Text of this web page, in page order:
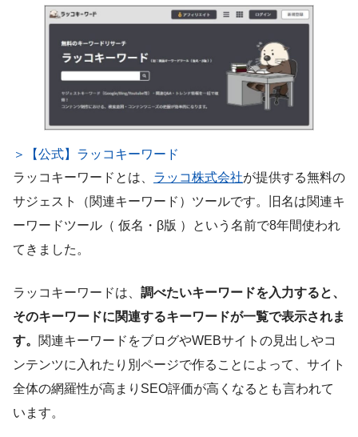
＞【公式】ラッコキーワード
ラッコキーワードとは、 ラッコ株式会社が提供する無料の
サジェスト（関連キーワード）ツールです。旧名は関連キ
ーワードツール（ 仮名・β版 ）という名前で8年間使われ
てきました。
ラッコキーワードは、 調べたいキーワードを入力すると、
そのキーワードに関連するキーワードが一覧で表示されま
す。 関連キーワードをブログやWEBサイトの見出しやコ
ンテンツに入れたり別ページで作ることによって、サイト
全体の網羅性が高まりSEO評価が高くなるとも言われて
います。